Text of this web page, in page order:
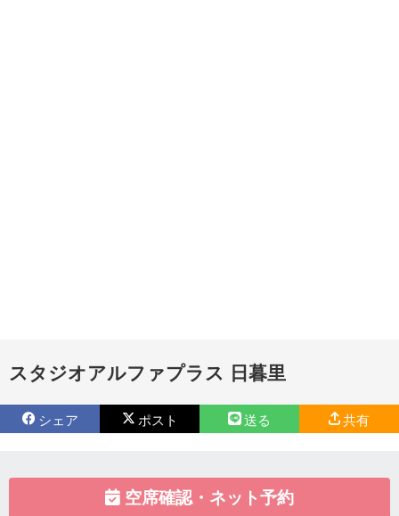
スタジオアルファプラス 日暮里
シェア ポスト 送る 共有
空席確認・ネット予約